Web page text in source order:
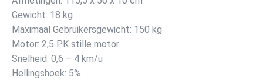
Gewicht: 18 kg
Maximaal Gebruikersgewicht: 150 kg
Motor: 2,5 PK stille motor
Snelheid: 0,6 – 4 km/u
Hellingshoek: 5%